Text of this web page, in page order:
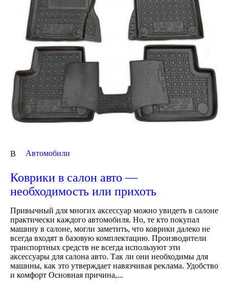
В Автомобили
Коврики в салон авто —
необходимость или прихоть
Привычный для многих аксессуар можно увидеть в салоне
практически каждого автомобиля. Но, те кто покупал
машину в салоне, могли заметить, что коврики далеко не
всегда входят в базовую комплектацию. Производители
транспортных средств не всегда используют эти
аксессуары для салона авто. Так ли они необходимы для
машины, как это утверждает навязчивая реклама. Удобство
и комфорт Основная причина,...